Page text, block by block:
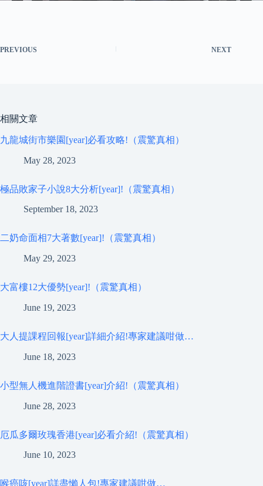
PREVIOUS NEXT
相關文章
九龍城街市樂園[year]必看攻略!（震驚真相）
May 28, 2023
極品敗家子小說8大分析[year]!（震驚真相）
September 18, 2023
二奶命面相7大著數[year]!（震驚真相）
May 29, 2023
大富樓12大優勢[year]!（震驚真相）
June 19, 2023
大人提課程回報[year]詳細介紹!專家建議咁做…
June 18, 2023
小型無人機進階證書[year]介紹!（震驚真相）
June 28, 2023
厄瓜多爾玫瑰香港[year]必看介紹!（震驚真相）
June 10, 2023
喉癌咳[year]詳盡懶人包!專家建議咁做…